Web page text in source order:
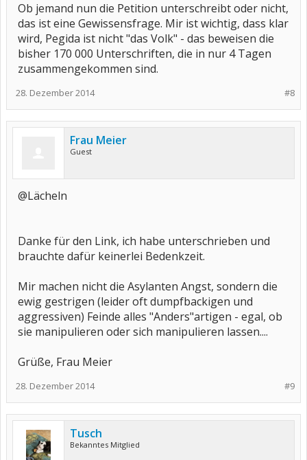
Ob jemand nun die Petition unterschreibt oder nicht,
das ist eine Gewissensfrage. Mir ist wichtig, dass klar
wird, Pegida ist nicht "das Volk" - das beweisen die
bisher 170 000 Unterschriften, die in nur 4 Tagen
zusammengekommen sind.
#8
28. Dezember 2014
Frau Meier
Guest
@Lächeln
Danke für den Link, ich habe unterschrieben und
brauchte dafür keinerlei Bedenkzeit.
Mir machen nicht die Asylanten Angst, sondern die
ewig gestrigen (leider oft dumpfbackigen und
aggressiven) Feinde alles "Anders"artigen - egal, ob
sie manipulieren oder sich manipulieren lassen....
Grüße, Frau Meier
#9
28. Dezember 2014
Tusch
Bekanntes Mitglied